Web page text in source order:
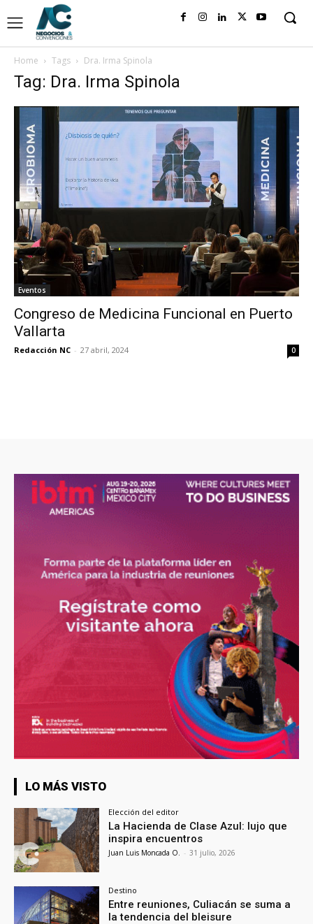
Home Tags Dra. Irma Spinola
Tag: Dra. Irma Spinola
Eventos
Congreso de Medicina Funcional en Puerto
Vallarta
Redacción NC - 27 abril, 2024 0
LO MÁS VISTO
Elección del editor
La Hacienda de Clase Azul: lujo que
inspira encuentros
Juan Luis Moncada O. - 31 julio, 2026
Destino
Entre reuniones, Culiacán se suma a
la tendencia del bleisure